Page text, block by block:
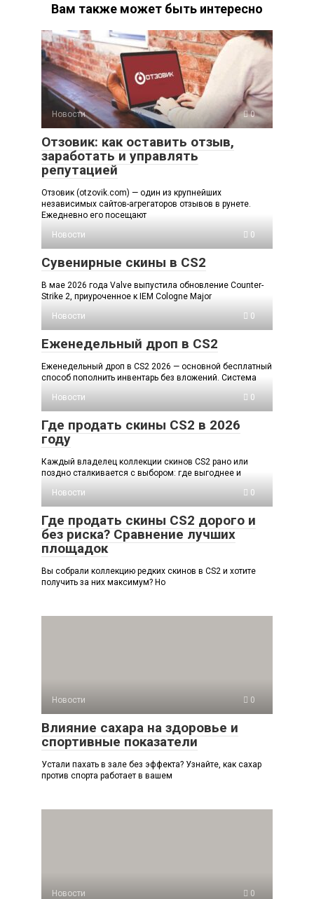
Вам также может быть интересно
Новости 0
Отзовик: как оставить отзыв,
заработать и управлять
репутацией
Отзовик (otzovik.com) — один из крупнейших
независимых сайтов-агрегаторов отзывов в рунете.
Ежедневно его посещают
Новости
0
Сувенирные скины в CS2
В мае 2026 года Valve выпустила обновление Counter-
Strike 2, приуроченное к IEM Cologne Major
Новости
0
Еженедельный дроп в CS2
Еженедельный дроп в CS2 2026 — основной бесплатный
способ пополнить инвентарь без вложений. Система
Новости
0
Где продать скины CS2 в 2026
году
Каждый владелец коллекции скинов CS2 рано или
поздно сталкивается с выбором: где выгоднее и
Новости
0
Где продать скины CS2 дорого и
без риска? Сравнение лучших
площадок
Вы собрали коллекцию редких скинов в CS2 и хотите
получить за них максимум? Но
Новости 0
Влияние сахара на здоровье и
спортивные показатели
Устали пахать в зале без эффекта? Узнайте, как сахар
против спорта работает в вашем
Новости 0